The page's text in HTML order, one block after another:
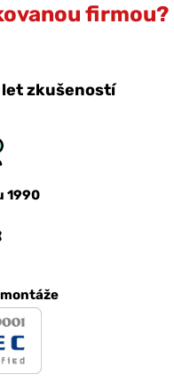
firmou?
zkušeností
1990